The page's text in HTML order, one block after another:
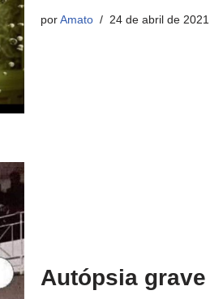
porAmato 24 de abril de 2021
Autópsia grave